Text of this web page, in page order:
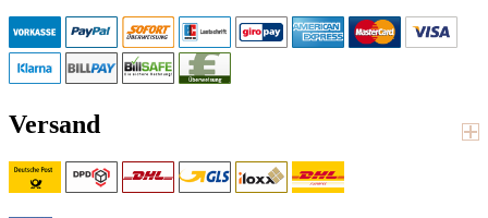
Versand